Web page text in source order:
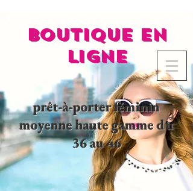
BOUTIQUE EN
LIGNE
prêt-à-porter féminin
moyenne haute gamme du
36 au 46